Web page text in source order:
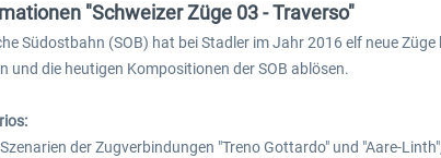
"Schweizer Züge 03 - Traverso"
Südostbahn (SOB) hat bei Stadler im Jahr 2016 elf neue
und die heutigen Kompositionen der SOB ablösen.
der Zugverbindungen "Treno Gottardo" und "Aare-